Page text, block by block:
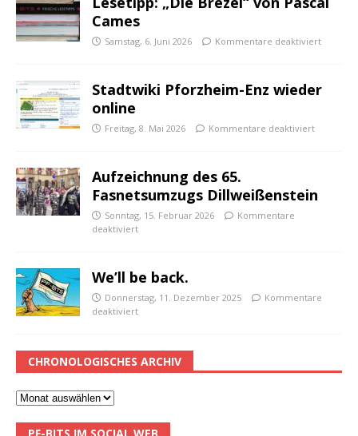
Cames
Samstag, 6. Juni 2026 Kommentare deaktiviert
Stadtwiki Pforzheim-Enz wieder
online
Freitag, 8. Mai 2026 Kommentare deaktiviert
Aufzeichnung des 65.
Fasnetsumzugs Dillweißenstein
Sonntag, 15. Februar 2026
Kommentare
deaktiviert
We’ll be back.
Donnerstag, 11. Dezember 2025
Kommentare
deaktiviert
CHRONOLOGISCHES ARCHIV